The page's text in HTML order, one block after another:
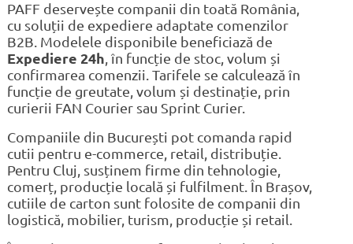
PAFF deservește companii din toată România,
cu soluții de expediere adaptate comenzilor
B2B. Modelele disponibile beneficiază de
Expediere 24h, în funcție de stoc, volum și
confirmarea comenzii. Tarifele se calculează în
funcție de greutate, volum și destinație, prin
curierii FAN Courier sau Sprint Curier.
Companiile din București pot comanda rapid
cutii pentru e-commerce, retail, distribuție.
Pentru Cluj, susținem firme din tehnologie,
comerț, producție locală și fulfilment. În Brașov,
cutiile de carton sunt folosite de companii din
logistică, mobilier, turism, producție și retail.